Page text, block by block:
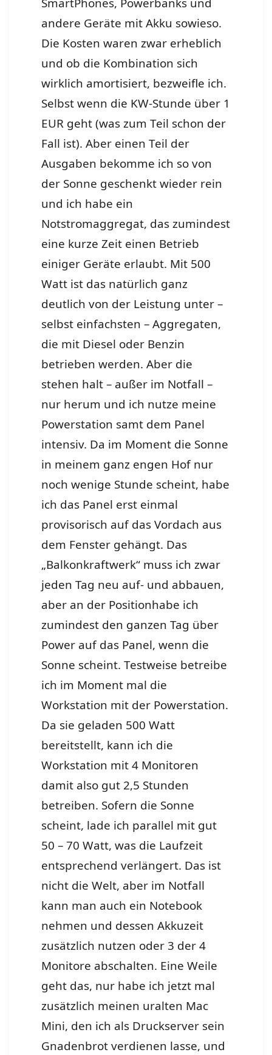
SmartPhones, Powerbanks und
andere Geräte mit Akku sowieso.
Die Kosten waren zwar erheblich
und ob die Kombination sich
wirklich amortisiert, bezweifle ich.
Selbst wenn die KW-Stunde über 1
EUR geht (was zum Teil schon der
Fall ist). Aber einen Teil der
Ausgaben bekomme ich so von
der Sonne geschenkt wieder rein
und ich habe ein
Notstromaggregat, das zumindest
eine kurze Zeit einen Betrieb
einiger Geräte erlaubt. Mit 500
Watt ist das natürlich ganz
deutlich von der Leistung unter –
selbst einfachsten – Aggregaten,
die mit Diesel oder Benzin
betrieben werden. Aber die
stehen halt – außer im Notfall –
nur herum und ich nutze meine
Powerstation samt dem Panel
intensiv. Da im Moment die Sonne
in meinem ganz engen Hof nur
noch wenige Stunde scheint, habe
ich das Panel erst einmal
provisorisch auf das Vordach aus
dem Fenster gehängt. Das
„Balkonkraftwerk“ muss ich zwar
jeden Tag neu auf- und abbauen,
aber an der Positionhabe ich
zumindest den ganzen Tag über
Power auf das Panel, wenn die
Sonne scheint. Testweise betreibe
ich im Moment mal die
Workstation mit der Powerstation.
Da sie geladen 500 Watt
bereitstellt, kann ich die
Workstation mit 4 Monitoren
damit also gut 2,5 Stunden
betreiben. Sofern die Sonne
scheint, lade ich parallel mit gut
50 – 70 Watt, was die Laufzeit
entsprechend verlängert. Das ist
nicht die Welt, aber im Notfall
kann man auch ein Notebook
nehmen und dessen Akkuzeit
zusätzlich nutzen oder 3 der 4
Monitore abschalten. Eine Weile
geht das, nur habe ich jetzt mal
zusätzlich meinen uralten Mac
Mini, den ich als Druckserver sein
Gnadenbrot verdienen lasse, und